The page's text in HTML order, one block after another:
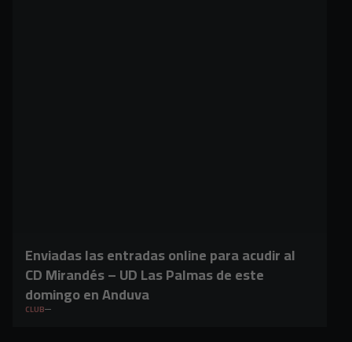
Enviadas las entradas online para acudir al
CD Mirandés – UD Las Palmas de este
domingo en Anduva
CLUB